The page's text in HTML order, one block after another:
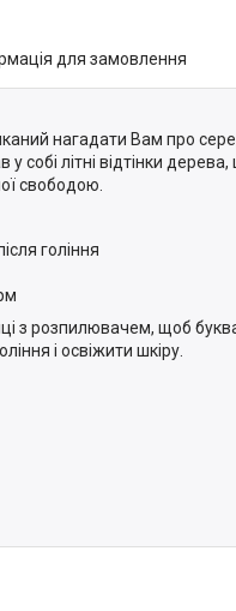
для замовлення
нагадати Вам про
собі літні відтінки дерева,
свободою.
гоління
з розпилювачем, щоб
і освіжити шкіру.